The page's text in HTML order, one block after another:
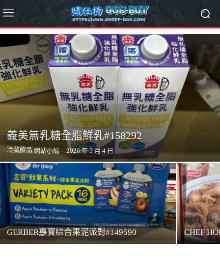
義美無乳糖全脂鮮乳#158292
冷藏飲品 網站小編 - 2026 年 5 月 4 日
GERBER嘉寶綜合果泥派對#149590 CHEF